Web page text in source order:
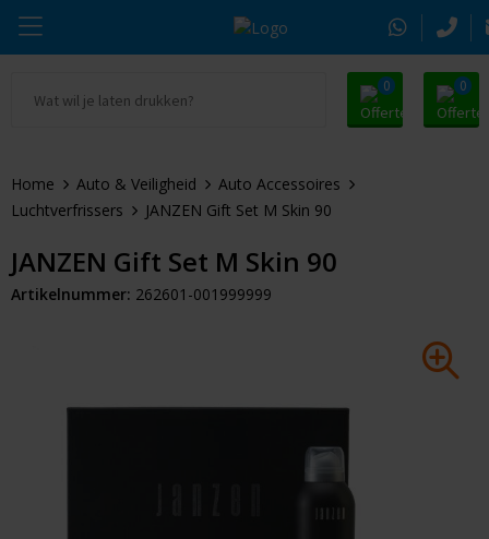
0 0
Drinkwaren
Tassen & Reizen
Beurs & Event
Alle promosnoepje
Zomer
Kerst
Alle geefmomenten
Thule
Alle merken
Home Auto & Veiligheid
Auto Accessoires
Luchtverfrissers
JANZEN Gift Set M Skin 90
JANZEN Gift Set M Skin 90
Artikelnummer: 262601-001999999